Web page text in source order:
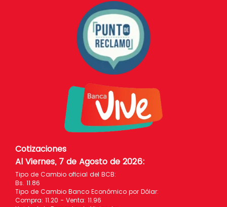
Cotizaciones
Al Viernes, 7 de Agosto de 2026:
Tipo de Cambio oficial del BCB:
Bs. 11.86
Tipo de Cambio Banco Económico por Dólar:
Compra: 11.20 - Venta: 11.96